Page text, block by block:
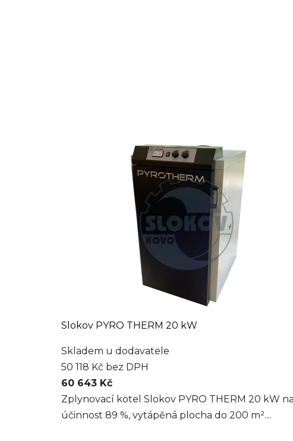
Slokov PYRO THERM 20 kW
Skladem u dodavatele
50 118 Kč bez DPH
60 643 Kč
Zplynovací kotel Slokov PYRO THERM 20 kW
účinnost 89 %, vytápěná plocha do 200 m²....